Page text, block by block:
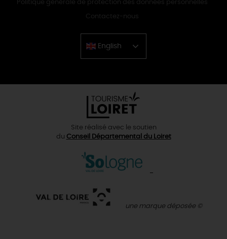
Politique générale de protection des données personnelles
Contactez-nous
English
Chinese
Site réalisé avec le soutien
du Conseil Départemental du Loiret
une marque déposée ©